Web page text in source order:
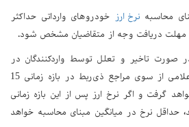
محاسبه نرخ ارز خودروهای وارداتی حداکثر
صورت تاخیر و تعلل توسط واردکنندگان در
تامین ارز، میانگین نرخ ارز اعلامی از سوی مراجع ذی‌ربط در بازه زمانی 15
گرفت و اگر نرخ ارز پس از این بازه زمانی
حداقل نرخ در میانگین مبنای محاسبه خواهد